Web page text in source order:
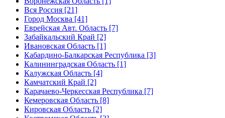
Вся Россия [21]
Город Москва [41]
Еврейская Авт. Область [7]
Забайкальский Край [2]
Ивановская Область [1]
Кабардино-Балкарская Республика [3]
Калининградская Область [1]
Калужская Область [4]
Камчатский Край [2]
Карачаево-Черкесская Республика [7]
Кемеровская Область [8]
Кировская Область [2]